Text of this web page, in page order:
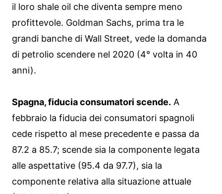
il loro shale oil che diventa sempre meno
profittevole. Goldman Sachs, prima tra le
grandi banche di Wall Street, vede la domanda
di petrolio scendere nel 2020 (4° volta in 40
anni).
Spagna, fiducia consumatori scende. A
febbraio la fiducia dei consumatori spagnoli
cede rispetto al mese precedente e passa da
87.2 a 85.7; scende sia la componente legata
alle aspettative (95.4 da 97.7), sia la
componente relativa alla situazione attuale